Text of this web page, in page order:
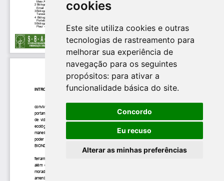
cookies
Este site utiliza cookies e outras
tecnologias de rastreamento para
melhorar sua experiência de
navegação para os seguintes
propósitos: para ativar a
funcionalidade básica do site.
Concordo
Eu recuso
Alterar as minhas preferências